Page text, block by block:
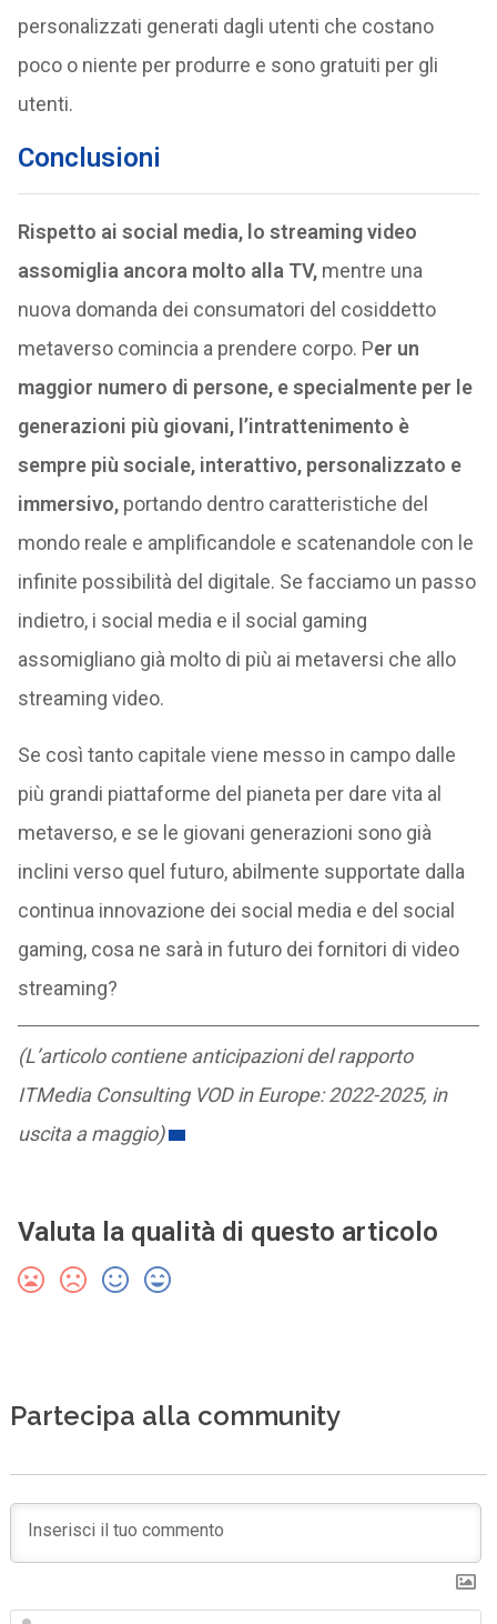
personalizzati generati dagli utenti che costano
poco o niente per produrre e sono gratuiti per gli
utenti.
Conclusioni
Rispetto ai social media, lo streaming video
assomiglia ancora molto alla TV,mentre una
nuova domanda dei consumatori del cosiddetto
metaverso comincia a prendere corpo. Per un
maggior numero di persone, e specialmente per le
generazioni più giovani, l’intrattenimento è
sempre più sociale, interattivo, personalizzato e
immersivo,portando dentro caratteristiche del
mondo reale e amplificandole e scatenandole con le
infinite possibilità del digitale. Se facciamo un passo
indietro, i social media e il social gaming
assomigliano già molto di più ai metaversi che allo
streaming video.
Se così tanto capitale viene messo in campo dalle
più grandi piattaforme del pianeta per dare vita al
metaverso, e se le giovani generazioni sono già
inclini verso quel futuro, abilmente supportate dalla
continua innovazione dei social media e del social
gaming, cosa ne sarà in futuro dei fornitori di video
streaming?
(L’articolo contiene anticipazioni del rapporto
ITMedia Consulting VOD in Europe: 2022-2025, in
uscita a maggio)
Valuta la qualità di questo articolo
Partecipa alla community